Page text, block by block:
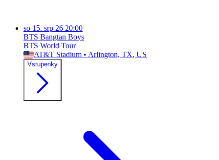
so 15. srp 26 20:00
BTS Bangtan Boys
BTS World Tour
AT&T Stadium • Arlington, TX, US
Vstupenky